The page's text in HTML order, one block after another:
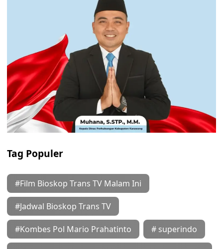
Tag Populer
#Film Bioskop Trans TV Malam Ini
#Jadwal Bioskop Trans TV
#Kombes Pol Mario Prahatinto # superindo